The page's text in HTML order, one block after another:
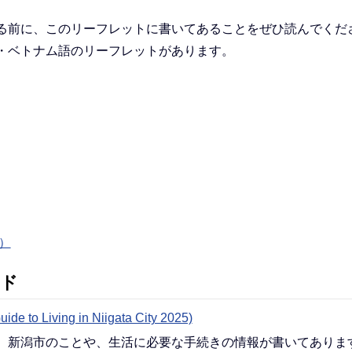
前に、このリーフレットに書いてあることをぜひ読んでくだ
ベトナム語のリーフレットがあります。
to Living in Niigata City 2025)
潟市のことや、生活に必要な手続きの情報が書いてありま